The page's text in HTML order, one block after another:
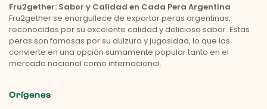
Fru2gether: Sabor y Calidad en Cada Pera Argentina
Fru2gether se enorgullece de exportar peras argentinas,
reconocidas por su excelente calidad y delicioso sabor. Estas
peras son famosas por su dulzura y jugosidad, lo que las
convierte en una opción sumamente popular tanto en el
mercado nacional como internacional.
Orígenes